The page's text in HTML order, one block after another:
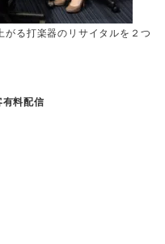
る打楽器のリサイタルを２つ
料配信